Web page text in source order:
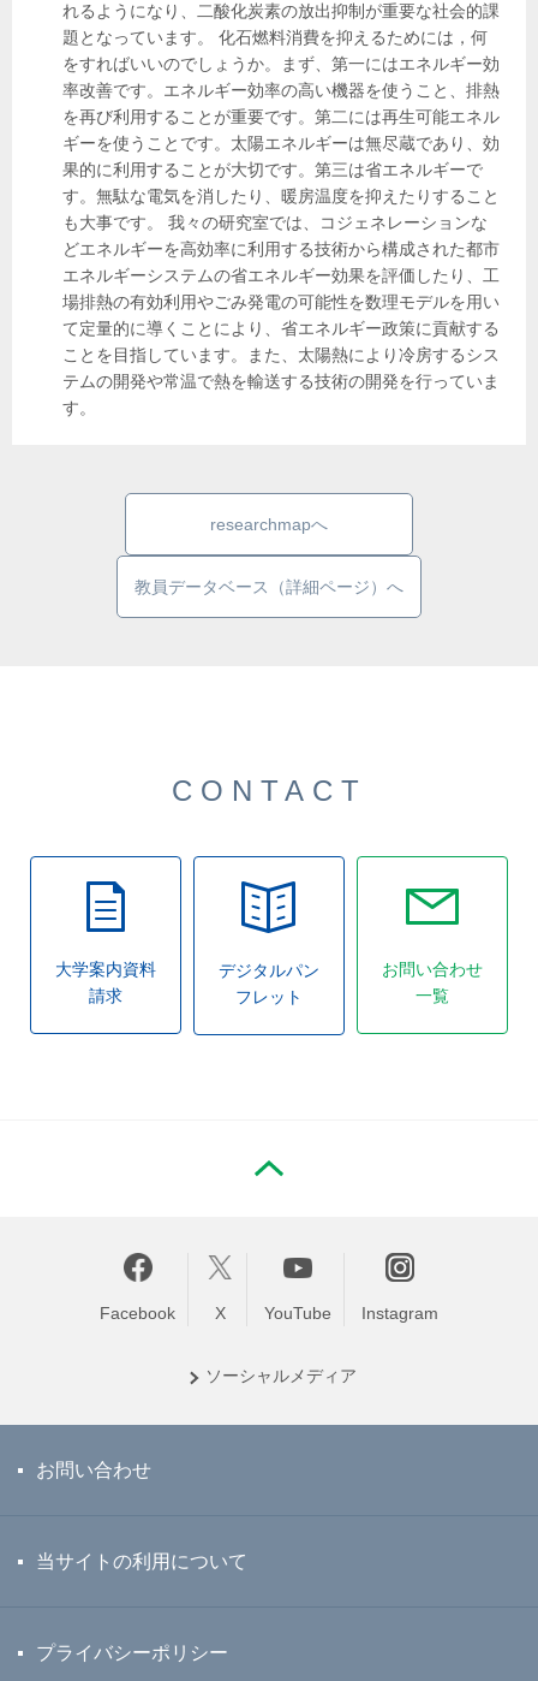
れるようになり、二酸化炭素の放出抑制が重要な社会的課
題となっています。 化石燃料消費を抑えるためには，何
をすればいいのでしょうか。まず、第一にはエネルギー効
率改善です。エネルギー効率の高い機器を使うこと、排熱
を再び利用することが重要です。第二には再生可能エネル
ギーを使うことです。太陽エネルギーは無尽蔵であり、効
果的に利用することが大切です。第三は省エネルギーで
す。無駄な電気を消したり、暖房温度を抑えたりすること
も大事です。 我々の研究室では、コジェネレーションな
どエネルギーを高効率に利用する技術から構成された都市
エネルギーシステムの省エネルギー効果を評価したり、工
場排熱の有効利用やごみ発電の可能性を数理モデルを用い
て定量的に導くことにより、省エネルギー政策に貢献する
ことを目指しています。また、太陽熱により冷房するシス
テムの開発や常温で熱を輸送する技術の開発を行っていま
す。
researchmapへ
教員データベース（詳細ページ）へ
CONTACT
大学案内資料
請求
デジタルパン
フレット
お問い合わせ
一覧
Facebook X YouTube Instagram
ソーシャルメディア
お問い合わせ
当サイトの利用について
プライバシーポリシー